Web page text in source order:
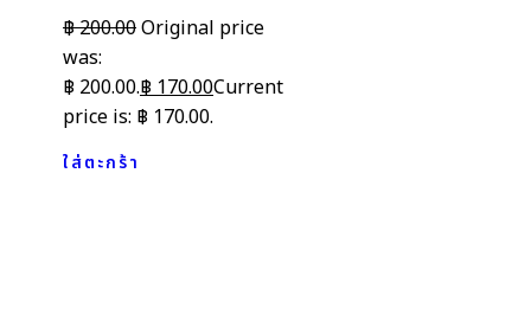
฿200.00Original price
was:
฿ 200.00.฿ 170.00Current
price is: ฿ 170.00.
ใส่ตะกร้า